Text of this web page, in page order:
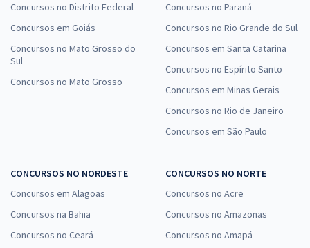
Concursos no Distrito Federal
Concursos em Goiás
Concursos no Mato Grosso do
Sul
Concursos no Mato Grosso
Concursos no Paraná
Concursos no Rio Grande do Sul
Concursos em Santa Catarina
Concursos no Espírito Santo
Concursos em Minas Gerais
Concursos no Rio de Janeiro
Concursos em São Paulo
CONCURSOS NO NORDESTE
Concursos em Alagoas
Concursos na Bahia
Concursos no Ceará
CONCURSOS NO NORTE
Concursos no Acre
Concursos no Amazonas
Concursos no Amapá